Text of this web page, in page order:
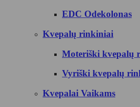
EDC Odekolonas
Kvepalų rinkiniai
Moteriški kvepalų
Vyriški kvepalų
Kvepalai Vaikams